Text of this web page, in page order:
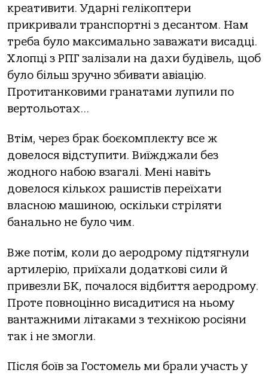
креативити. Ударні гелікоптери
прикривали транспортні з десантом. Нам
треба було максимально заважати висадці.
Хлопці з РПГ залізали на дахи будівель, щоб
було більш зручно збивати авіацію.
Протитанковими гранатами лупили по
вертольотах…
Втім, через брак боєкомплекту все ж
довелося відступити. Виїжджали без
жодного набою взагалі. Мені навіть
довелося кількох рашистів переїхати
власною машиною, оскільки стріляти
банально не було чим.
Вже потім, коли до аеродрому підтягнули
артилерію, приїхали додаткові сили й
привезли БК, почалося відбиття аеродрому.
Проте повноцінно висадитися на ньому
вантажними літаками з технікою росіяни
так і не змогли.
Після боїв за Гостомель ми брали участь у